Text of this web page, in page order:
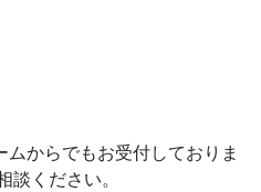
からでもお受付しておりま
ください。